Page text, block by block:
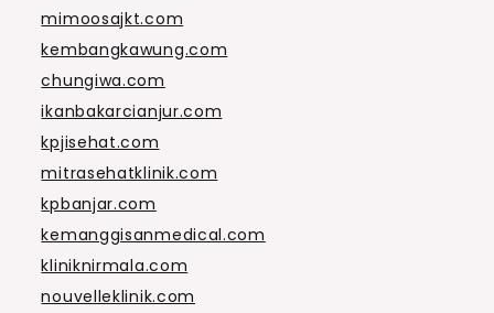
mimoosajkt.com
kembangkawung.com
chungiwa.com
ikanbakarcianjur.com
kpjisehat.com
mitrasehatklinik.com
kpbanjar.com
kemanggisanmedical.com
kliniknirmala.com
nouvelleklinik.com